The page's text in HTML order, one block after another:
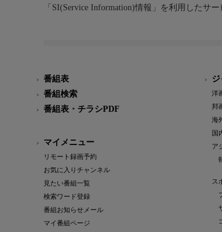
「SI(Service Information)情報」を利用したサ
番組表
番組検索
番組表・チラシPDF
マイメニュー
リモート録画予約
お気に入りチャンネル
見たい番組一覧
検索ワード登録
番組お知らせメール
マイ番組ページ
洋
邦
海
国
ア
ス